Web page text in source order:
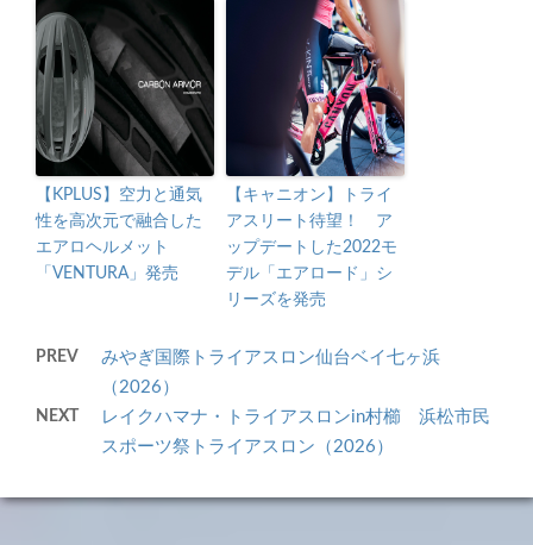
【KPLUS】空力と通気
性を高次元で融合した
エアロヘルメット
「VENTURA」発売
【キャニオン】トライ
アスリート待望！ ア
ップデートした2022モ
デル「エアロード」シ
リーズを発売
PREV
みやぎ国際トライアスロン仙台ベイ七ヶ浜
（2026）
NEXT
レイクハマナ・トライアスロンin村櫛 浜松市民
スポーツ祭トライアスロン（2026）